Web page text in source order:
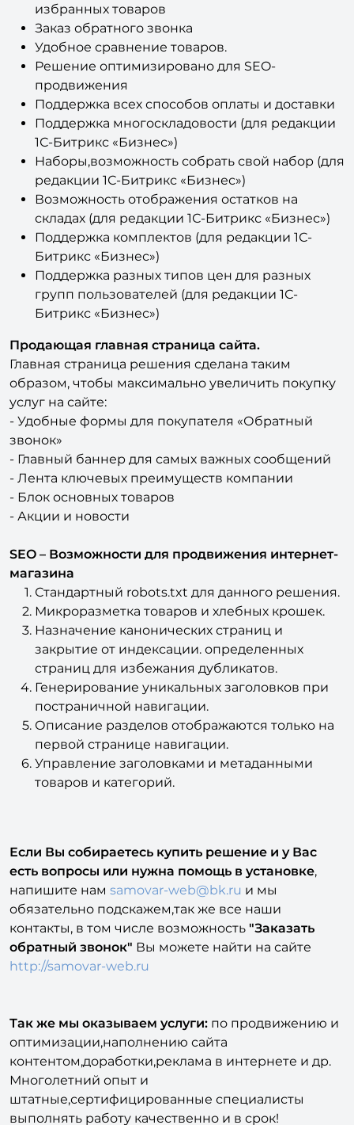
Удобное сравнение товаров.
Решение оптимизировано для SEO-
продвижения
Поддержка многоскладовости (для редакции
1С-Битрикс «Бизнес»)
Наборы,возможность собрать свой набор (для
редакции 1С-Битрикс «Бизнес»)
Возможность отображения остатков на
складах (для редакции 1С-Битрикс «Бизнес»)
Поддержка комплектов (для редакции 1С-
Битрикс «Бизнес»)
Поддержка разных типов цен для разных
групп пользователей (для редакции 1С-
Продающая главная страница сайта.
Главная страница решения сделана таким
образом, чтобы максимально увеличить покупку
услуг на сайте:
- Удобные формы для покупателя «Обратный
звонок»
- Главный баннер для самых важных сообщений
- Лента ключевых преимуществ компании
- Блок основных товаров
- Акции и новости
магазина
Стандартный robots.txt для данного решения.
Микроразметка товаров и хлебных крошек.
Назначение канонических страниц и
закрытие от индексации. определенных
Генерирование уникальных заголовков при
постраничной навигации.
Описание разделов отображаются только на
первой странице навигации.
Управление заголовками и метаданными
товаров и категорий.
есть вопросы или нужна помощь в установке
напишите нам
samovar-web@bk.ru
обязательно подскажем,так же все наши
контакты, в том числе возможность
Вы можете найти на сайте
http://samovar-web.ru
оптимизации,наполнению сайта
контентом,доработки,реклама в интернете и др.
Многолетний опыт и
штатные,сертифицированные специалисты
выполнять работу качественно и в срок!